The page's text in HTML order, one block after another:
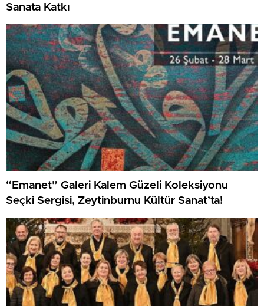
Sanata Katkı
“Emanet” Galeri Kalem Güzeli Koleksiyonu
Seçki Sergisi, Zeytinburnu Kültür Sanat’ta!